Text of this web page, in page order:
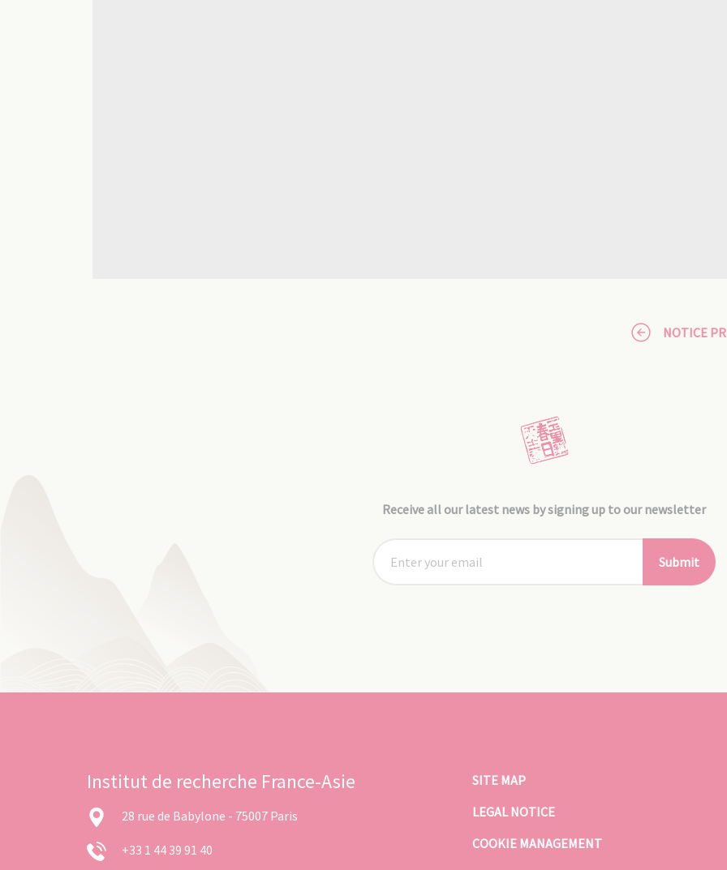
NOTICE
Receive all our latest news by signing up to our newsletter
Submit
Institut de recherche France-Asie
28 rue de Babylone - 75007 Paris
+33 1 44 39 91 40
SITE MAP
LEGAL NOTICE
COOKIE MANAGEMENT